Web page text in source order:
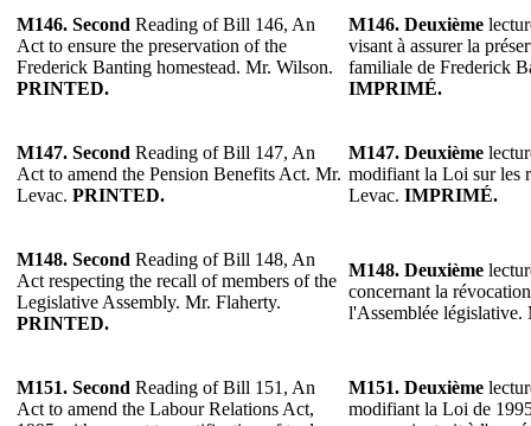
M146. Second Reading of Bill 146, An
Act to ensure the preservation of the
Frederick Banting homestead. Mr. Wilson.
PRINTED.
M146. Deuxième
visant à assurer la
familiale de Frederick
IMPRIMÉ.
M147. Second Reading of Bill 147, An
Act to amend the Pension Benefits Act. Mr.
Levac. PRINTED.
M147. Deuxième
modifiant la Loi sur les
Levac. IMPRIMÉ.
M148. Second Reading of Bill 148, An
Act respecting the recall of members of the
Legislative Assembly. Mr. Flaherty.
PRINTED.
M148. Deuxième
concernant la
l'Assemblée
M151. Second Reading of Bill 151, An
Act to amend the Labour Relations Act,
M151. Deuxième
modifiant la Loi de